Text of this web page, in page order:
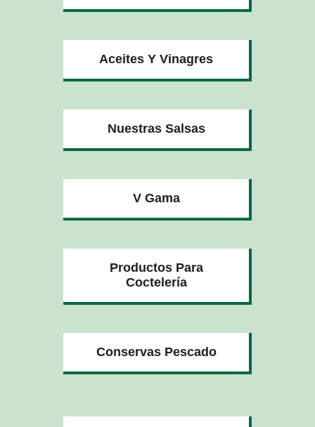
Aceites Y Vinagres
Nuestras Salsas
V Gama
Productos Para
Coctelería
Conservas Pescado